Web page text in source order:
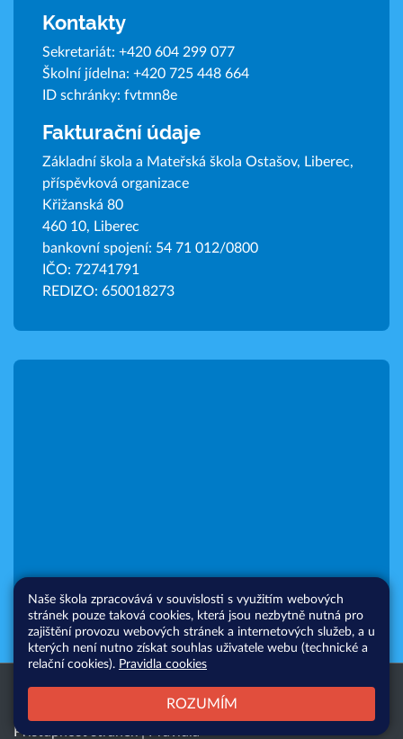
Kontakty
Sekretariát: +420 604 299 077
Školní jídelna: +420 725 448 664
ID schránky: fvtmn8e
Fakturační údaje
Základní škola a Mateřská škola Ostašov, Liberec,
příspěvková organizace
Křižanská 80
460 10, Liberec
bankovní spojení: 54 71 012/0800
IČO: 72741791
REDIZO: 650018273
Všechna práva vyhrazena. Copyright
|Přihlásit|
Přístupnost stránek
Web školy
Naše škola zpracovává v souvislosti s využitím webových
stránek pouze taková cookies, která jsou nezbytně nutná pro
zajištění provozu webových stránek a internetových služeb, a u
kterých není nutno získat souhlas uživatele webu (technické a
relační cookies). Pravidla cookies
ROZUMÍM